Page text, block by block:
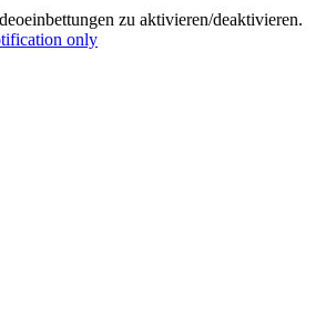
zu aktivieren/deaktivieren.
only